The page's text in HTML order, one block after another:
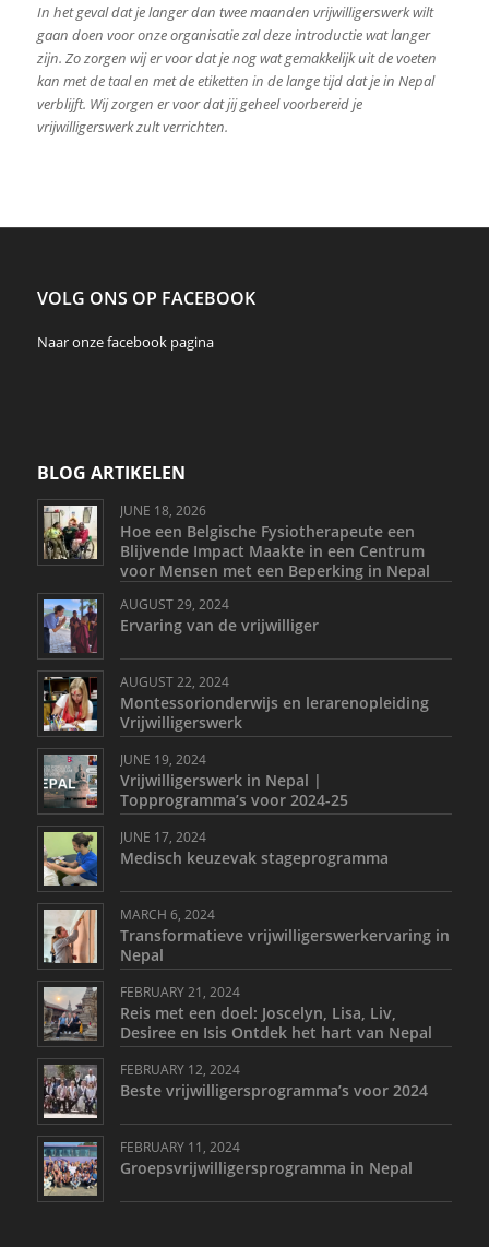
In het geval dat je langer dan twee maanden vrijwilligerswerk wilt
gaan doen voor onze organisatie zal deze introductie wat langer
zijn. Zo zorgen wij er voor dat je nog wat gemakkelijk uit de voeten
kan met de taal en met de etiketten in de lange tijd dat je in Nepal
verblijft. Wij zorgen er voor dat jij geheel voorbereid je
vrijwilligerswerk zult verrichten.
VOLG ONS OP FACEBOOK
Naar onzefacebookpagina
BLOG ARTIKELEN
JUNE 18, 2026
Hoe een Belgische Fysiotherapeute een
Blijvende Impact Maakte in een Centrum
voor Mensen met een Beperking in Nepal
AUGUST 29, 2024
Ervaring van de vrijwilliger
AUGUST 22, 2024
Montessorionderwijs en lerarenopleiding
Vrijwilligerswerk
JUNE 19, 2024
Vrijwilligerswerk in Nepal |
Topprogramma’s voor 2024-25
JUNE 17, 2024
Medisch keuzevak stageprogramma
MARCH 6, 2024
Transformatieve vrijwilligerswerkervaring in
Nepal
FEBRUARY 21, 2024
Reis met een doel: Joscelyn, Lisa, Liv,
Desiree en Isis Ontdek het hart van Nepal
FEBRUARY 12, 2024
Beste vrijwilligersprogramma’s voor 2024
FEBRUARY 11, 2024
Groepsvrijwilligersprogramma in Nepal